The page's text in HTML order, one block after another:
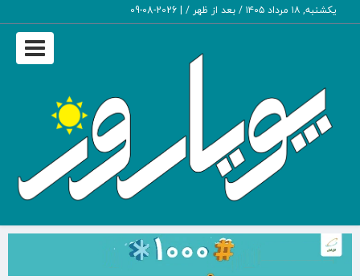
یکشنبه, ۱۸ مرداد ۱۴۰۵ / بعد از ظهر / |
2026-08-09
Toggle